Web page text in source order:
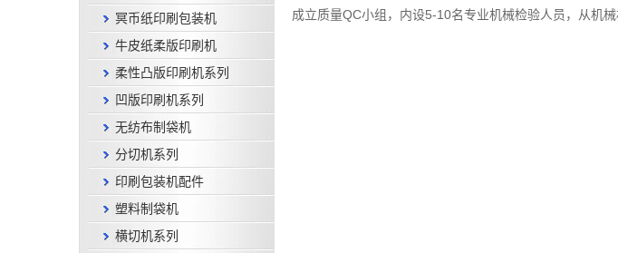
冥币纸印刷包装机
牛皮纸柔版印刷机
柔性凸版印刷机系列
凹版印刷机系列
无纺布制袋机
分切机系列
印刷包装机配件
塑料制袋机
横切机系列
成立质量QC小组，内设5-10名专业机械检验人员，从机